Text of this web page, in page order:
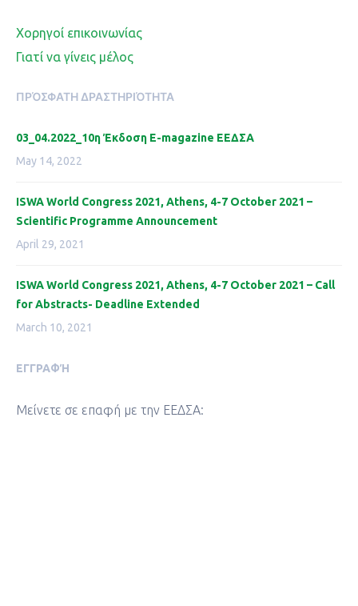
Χορηγοί επικοινωνίας
Γιατί να γίνεις μέλος
ΠΡΌΣΦΑΤΗ ΔΡΑΣΤΗΡΙΌΤΗΤΑ
03_04.2022_10η Έκδοση Ε-magazine ΕΕΔΣΑ
May 14, 2022
ISWA World Congress 2021, Athens, 4-7 October 2021 –
Scientific Programme Announcement
April 29, 2021
ISWA World Congress 2021, Athens, 4-7 October 2021 – Call
for Abstracts- Deadline Extended
March 10, 2021
ΕΓΓΡΑΦΉ
Μείνετε σε επαφή με την ΕΕΔΣΑ: